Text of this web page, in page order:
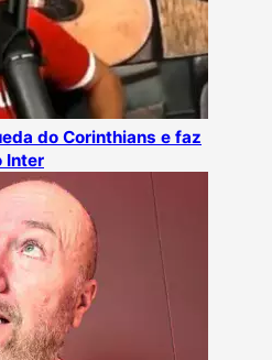
do Corinthians e faz
Inter